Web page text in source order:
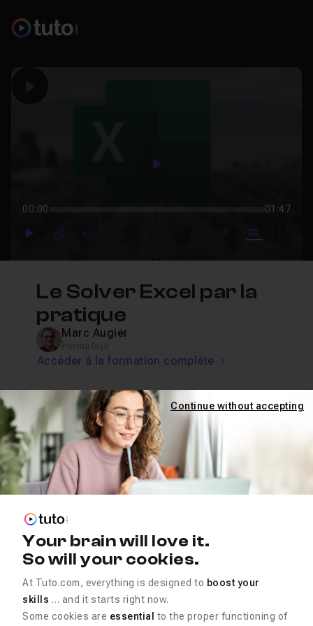
Play
00:00 01:47
PlayForwardForward mute video
Subtitles
Le Solver Excel par la
pratique
Marc Augier
Accéder à la formation complète